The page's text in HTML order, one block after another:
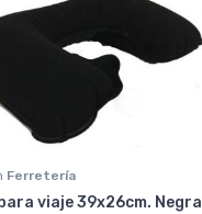
Ferretería
viaje 39x26cm. Negra